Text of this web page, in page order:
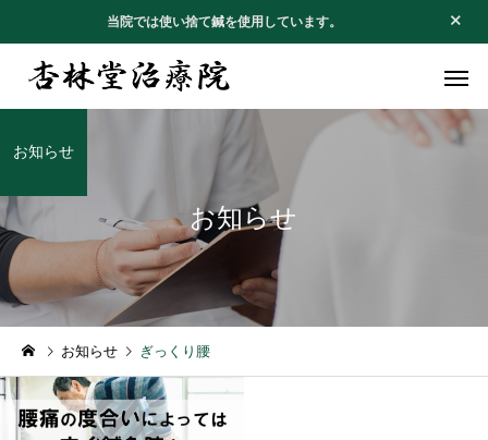
当院では使い捨て鍼を使用しています。
不妊・安産治療
アレルギー
お知らせ
１月の休診日 お礼のお手紙
お知らせ
お知らせ
お知らせ ぎっくり腰